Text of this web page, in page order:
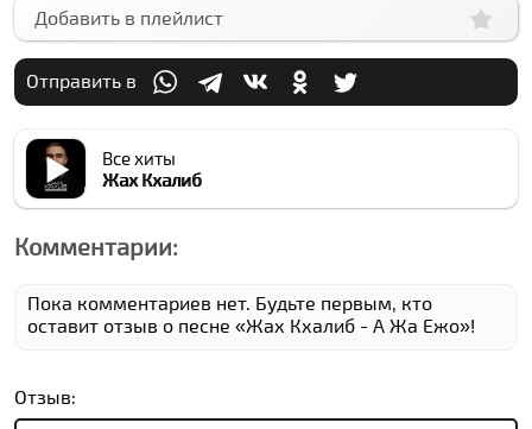
Добавить в плейлист
Отправить в
Все хиты
Жах Кхалиб
Комментарии:
Пока комментариев нет. Будьте первым, кто
оставит отзыв о песне «Жах Кхалиб - А Жа Ежо»!
Отзыв: